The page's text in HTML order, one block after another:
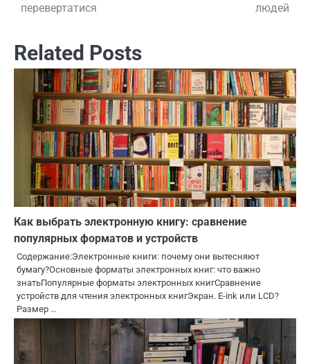
записям
перевертатися людей
Related Posts
Как выбрать электронную книгу: сравнение
популярных форматов и устройств
Содержание:Электронные книги: почему они вытесняют
бумагу?Основные форматы электронных книг: что важно
знатьПопулярные форматы электронных книгСравнение
устройств для чтения электронных книгЭкран. E-ink или LCD?
Размер …